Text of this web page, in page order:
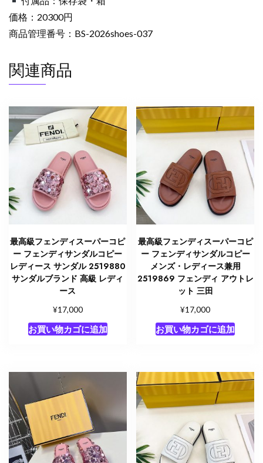
価格：20300円
商品管理番号：BS-2026shoes-037
関連商品
最高級フェンディスーパーコピ
ー フェンディサンダルコピー
レディース サンダル 2519880
サンダルブランド 高級 レディ
ース
¥17,000
お買い物カゴに追加
最高級フェンディスーパーコピ
ー フェンディサンダルコピー
メンズ・レディース兼用
2519869 フェンディ アウトレ
ット 三田
¥17,000
お買い物カゴに追加